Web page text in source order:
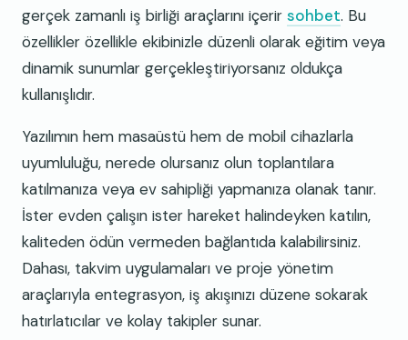
gerçek zamanlı iş birliği araçlarını içerir sohbet. Bu
özellikler özellikle ekibinizle düzenli olarak eğitim veya
dinamik sunumlar gerçekleştiriyorsanız oldukça
kullanışlıdır.
Yazılımın hem masaüstü hem de mobil cihazlarla
uyumluluğu, nerede olursanız olun toplantılara
katılmanıza veya ev sahipliği yapmanıza olanak tanır.
İster evden çalışın ister hareket halindeyken katılın,
kaliteden ödün vermeden bağlantıda kalabilirsiniz.
Dahası, takvim uygulamaları ve proje yönetim
araçlarıyla entegrasyon, iş akışınızı düzene sokarak
hatırlatıcılar ve kolay takipler sunar.